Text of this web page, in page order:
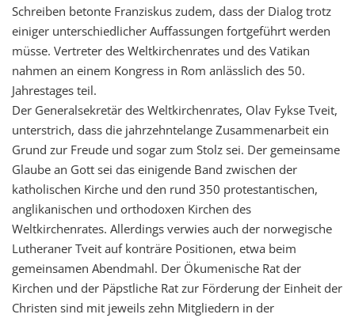
Schreiben betonte Franziskus zudem, dass der Dialog trotz
einiger unterschiedlicher Auffassungen fortgeführt werden
müsse. Vertreter des Weltkirchenrates und des Vatikan
nahmen an einem Kongress in Rom anlässlich des 50.
Jahrestages teil.
Der Generalsekretär des Weltkirchenrates, Olav Fykse Tveit,
unterstrich, dass die jahrzehntelange Zusammenarbeit ein
Grund zur Freude und sogar zum Stolz sei. Der gemeinsame
Glaube an Gott sei das einigende Band zwischen der
katholischen Kirche und den rund 350 protestantischen,
anglikanischen und orthodoxen Kirchen des
Weltkirchenrates. Allerdings verwies auch der norwegische
Lutheraner Tveit auf konträre Positionen, etwa beim
gemeinsamen Abendmahl. Der Ökumenische Rat der
Kirchen und der Päpstliche Rat zur Förderung der Einheit der
Christen sind mit jeweils zehn Mitgliedern in der